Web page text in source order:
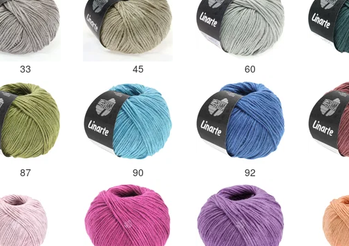
33 45 60
87 90 92